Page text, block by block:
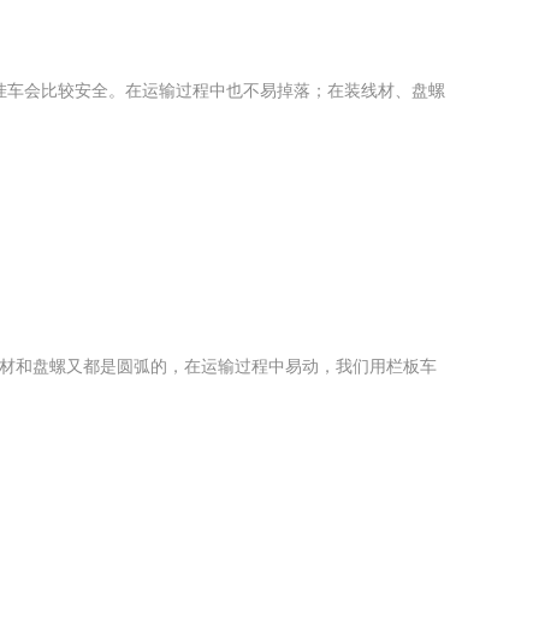
会比较安全。在运输过程中也不易掉落； 在装线材、盘螺
盘螺又都是圆弧的，在运输过程中易动，我们用栏板车